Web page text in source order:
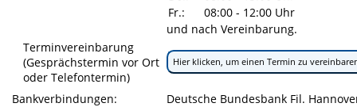
Fr.:
08:00 - 12:00 Uhr
und nach Vereinbarung.
Terminvereinbarung
(Gesprächstermin vor Ort
oder Telefontermin)
Hier klicken, um einen Termin zu
Bankverbindungen:
Deutsche Bundesbank Fil.